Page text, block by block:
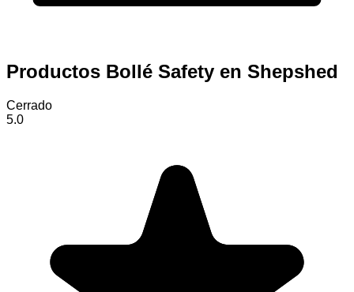
Productos Bollé Safety en Shepshed
Cerrado
5.0